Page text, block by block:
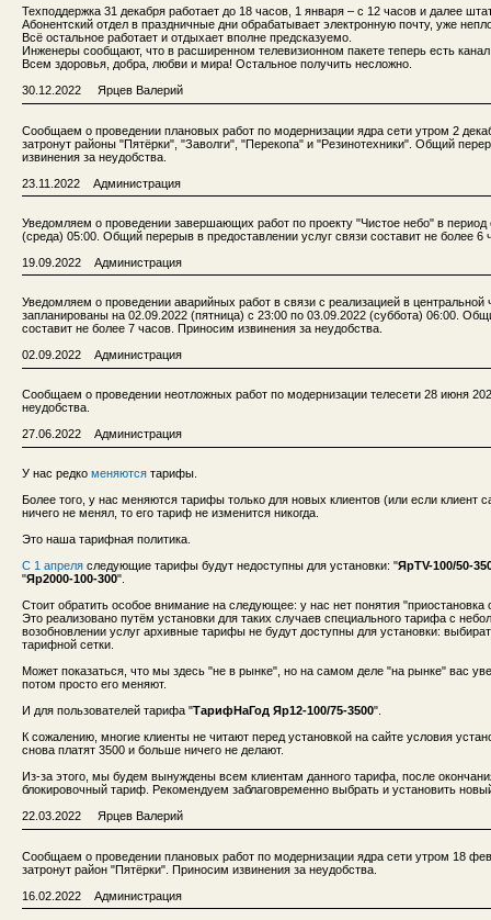
Техподдержка 31 декабря работает до 18 часов, 1 января – с 12 часов и далее
Абонентский отдел в праздничные дни обрабатывает электронную почту, уже
Всё остальное работает и отдыхает вполне предсказуемо.
Инженеры сообщают, что в расширенном телевизионном пакете теперь есть
Всем здоровья, добра, любви и мира! Остальное получить несложно.
30.12.2022 Ярцев Валерий
Сообщаем о проведении плановых работ по модернизации ядра сети утром 2
затронут районы "Пятёрки", "Заволги", "Перекопа" и "Резинотехники". Общий
извинения за неудобства.
23.11.2022 Администрация
Уведомляем о проведении завершающих работ по проекту "Чистое небо" в период
(среда) 05:00. Общий перерыв в предоставлении услуг связи составит не более 6
19.09.2022 Администрация
Уведомляем о проведении аварийных работ в связи с реализацией в центральной
запланированы на 02.09.2022 (пятница) с 23:00 по 03.09.2022 (суббота) 06:00.
составит не более 7 часов. Приносим извинения за неудобства.
02.09.2022 Администрация
Сообщаем о проведении неотложных работ по модернизации телесети 28 июня
неудобства.
27.06.2022 Администрация
У нас редко меняются тарифы.
Более того, у нас меняются тарифы только для новых клиентов (или если
ничего не менял, то его тариф не изменится никогда.
Это наша тарифная политика.
С 1 апреля следующие тарифы будут недоступны для установки: "ЯрTV-100/50-
"Яр2000-100-300".
Стоит обратить особое внимание на следующее: у нас нет понятия
Это реализовано путём установки для таких случаев специального тарифа с
возобновлении услуг архивные тарифы не будут доступны для установки:
тарифной сетки.
Может показаться, что мы здесь "не в рынке", но на самом деле "на рынке" вас
потом просто его меняют.
И для пользователей тарифа "ТарифНаГод Яр12-100/75-3500".
К сожалению, многие клиенты не читают перед установкой на сайте условия
снова платят 3500 и больше ничего не делают.
Из-за этого, мы будем вынуждены всем клиентам данного тарифа, после
блокировочный тариф. Рекомендуем заблаговременно выбрать и установить
22.03.2022 Ярцев Валерий
Сообщаем о проведении плановых работ по модернизации ядра сети утром 18
затронут район "Пятёрки". Приносим извинения за неудобства.
16.02.2022 Администрация